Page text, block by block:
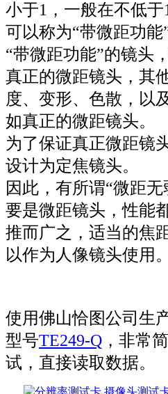
小于1，一般在不低于
可以称为“带微距功能
“带微距功能”的镜头
真正的微距镜头，其
度、变形、色散，以
如真正的微距镜头。
为了保证真正微距镜
设计为定焦镜头。
因此，有所谓“微距
要是微距镜头，性能
推而广之，适当的焦
以作为人像镜头使用。
使用佛山恰图公司生
型号TE249-Q ，非常
试，直接读取数据。